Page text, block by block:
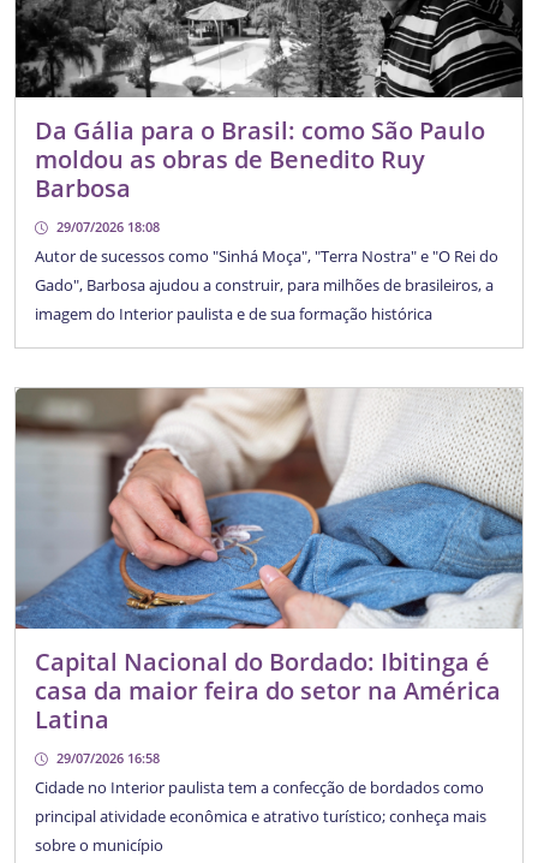
Da Gália para o Brasil: como São Paulo
moldou as obras de Benedito Ruy
Barbosa
29/07/2026 18:08
Autor de sucessos como "Sinhá Moça", "Terra Nostra" e "O Rei do
Gado", Barbosa ajudou a construir, para milhões de brasileiros, a
imagem do Interior paulista e de sua formação histórica
Capital Nacional do Bordado: Ibitinga é
casa da maior feira do setor na América
Latina
29/07/2026 16:58
Cidade no Interior paulista tem a confecção de bordados como
principal atividade econômica e atrativo turístico; conheça mais
sobre o município